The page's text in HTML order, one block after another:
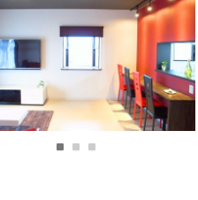
1 2